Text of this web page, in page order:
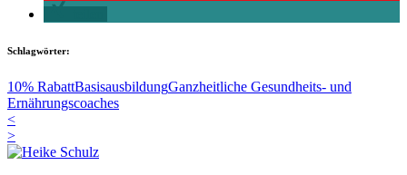
Schlagwörter:
10% RabattBasisausbildungGanzheitliche Gesundheits- und
Ernährungscoaches
<
>